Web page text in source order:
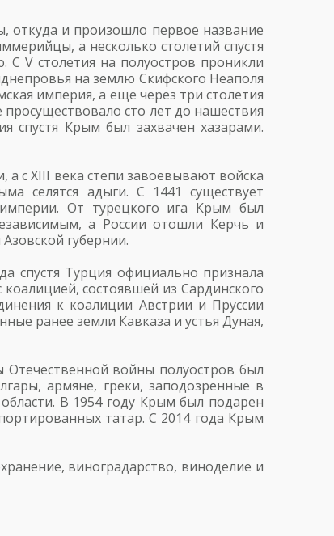
откуда и произошло первое название
а несколько столетий спустя
V столетия на полуостров проникли
на землю Скифского Неаполя
империя, а еще через три столетия
сто лет до нашествия
спустя Крым был захвачен хазарами.
а с XIII века степи завоевывают войска
селятся адыги. С 1441 существует
От турецкого ига Крым был
а России отошли Керчь и
губернии.
спустя Турция официально признала
состоявшей из Сардинского
к коалиции Австрии и Пруссии
ранее земли Кавказа и устья Дуная,
войны полуостров был
армяне, греки, заподозренные в
В 1954 году Крым был подарен
татар. С 2014 года Крым
виноградарство, виноделие и